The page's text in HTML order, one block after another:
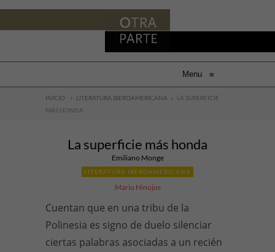
Menu ≡
INICIO » LITERATURA IBEROAMERICANA » LA SUPERFICIE
MÁS HONDA
La superficie más honda
Emiliano Monge
LITERATURA IBEROAMERICANA
Mario Hinojos
Cuentan que en una tribu de la
Polinesia es signo de duelo silenciar
ciertas palabras asociadas a un recién